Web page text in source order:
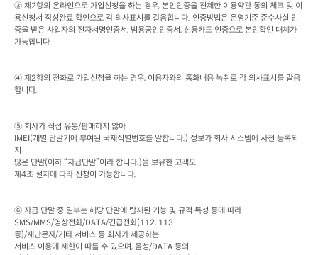
③ 제 2항의 온라인으로 가입신청을 하는 경우, 본인인증을 전제한 이용약관 동의 체크 및 이
용신청서 작성완료 확인으로 각 의사표시를 갈음합니다. 인증방법은 운영기준 준수사실 인
증을 받은 사업자의 전자서명인증서, 범용공인인증서, 신용카드 인증으로 본인확인 대체가
가능합니다
④ 제 2항의 전화로 가입신청을 하는 경우, 이용자와의 통화내용 녹취로 각 의사표시를 갈음
합니다.
⑤ 회사가 직접 유통/판매하지 않아
IMEI(개별 단말기에 부여된 국제식별번호를 말합니다.) 정보가 회사 시스템에 사전 등록되
지
않은 단말(이하 “자급단말”이라 합니다.)을 보유한 고객도
제 4조 절차에 따라 신청이 가능합니다.
⑥ 자급 단말 중 일부는 해당 단말에 탑재된 기능 및 규격 특성 등에 따라
SMS/MMS/영상전화/DATA/긴급전화
등)/재난문자/기타 서비스 등 회사가 제공하는
서비스 이용에 제한이 따를 수 있으며, 음성/DATA 등의